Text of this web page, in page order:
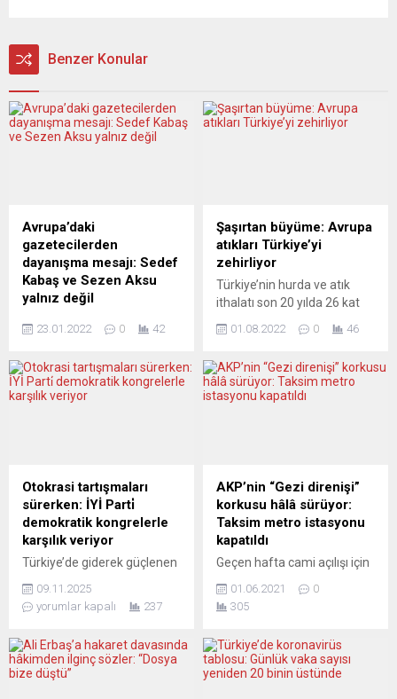
Benzer Konular
Avrupa’daki
gazetecilerden
dayanışma mesajı: Sedef
Kabaş ve Sezen Aksu
yalnız değil
Sedef Kabaş ve “dili
sanatçı Sezen Aksu’ya
Avrupa’daki Türkiye kökenli
şarkı sözü ve atasözü
korkusuna işaret ederek, biri
gazeteci diğeri sanatçı iki
kadını sindirmeyi ve böylece
eleştirel sesleri susturmayı...
23.01.2022 0 42
Şaşırtan büyüme: Avrupa
atıkları Türkiye’yi
zehirliyor
Türkiye’nin hurda ve atık
ithalatı son 20 yılda 26 kat
geçen yıl 14 milyar dolar
atıklara yönelik denetimler
yetersiz. Türkiye’nin hurda
yolunda ilerlediği
değerlendirmeleri geliyor.
İthalat rakamları son 20
yılda...
01.08.2022 0 46
Otokrasi tartışmaları
sürerken: İYİ Parti̇
demokratik kongrelerle
karşılık veriyor
Türkiye’de giderek güçlenen
ilişkin tartışmalar
çerçevesinde İYİ Parti, çok
kongreleriyle demokrasi
şöleni havasında bir süreç
09.11.2025
yorumlar kapalı
237
AKP’nin “Gezi direnişi”
korkusu hâlâ sürüyor:
Taksim metro istasyonu
kapatıldı
Geçen hafta cami açılışı için
Taksim’de Gezi eylemlerini
anma etkinliği polis
kapsamda İstanbul Valiliği,
Taksim metro istasyonunun
01.06.2021
0
305